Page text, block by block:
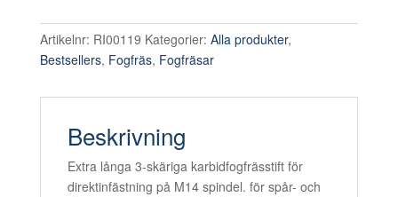
mm
direktinfästning
spindel.
Artikelnr: RI00119 Kategorier: Alla produkter,
Bestsellers, Fogfräs, Fogfräsar
Beskrivning
Extra långa 3-skäriga karbidfogfrässtift för
direktinfästning på M14 spindel. för spår- och